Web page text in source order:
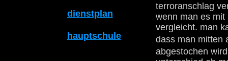
dienstplan
hauptschule
terroranschlag
wenn man es
vergleicht. man
dass man mitten
abgestochen